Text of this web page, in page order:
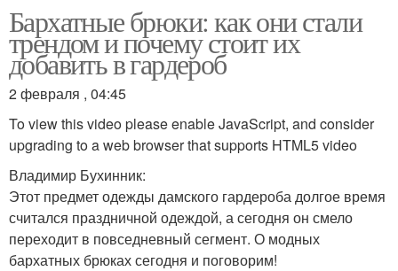
Бархатные брюки: как они стали
трендом и почему стоит их
добавить в гардероб
2 февраля , 04:45
To view this video please enable JavaScript, and consider
upgrading to a web browser that supports HTML5 video
Владимир Бухинник:
Этот предмет одежды дамского гардероба долгое время
считался праздничной одеждой, а сегодня он смело
переходит в повседневный сегмент. О модных
бархатных брюках сегодня и поговорим!